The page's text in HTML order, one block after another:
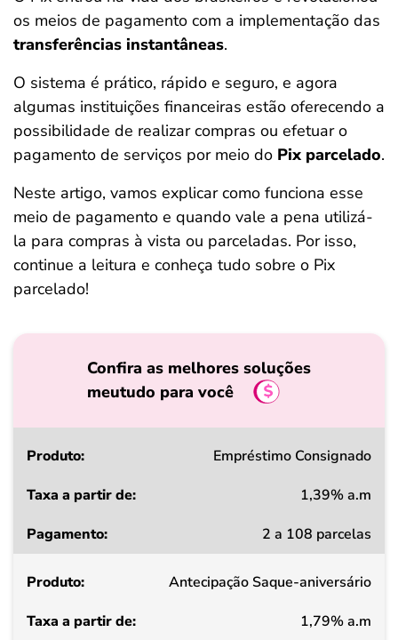
os meios de pagamento com a implementação das
transferências instantâneas.
O sistema é prático, rápido e seguro, e agora
algumas instituições financeiras estão oferecendo a
possibilidade de realizar compras ou efetuar o
pagamento de serviços por meio do Pix parcelado.
Neste artigo, vamos explicar como funciona esse
meio de pagamento e quando vale a pena utilizá-
la para compras à vista ou parceladas. Por isso,
continue a leitura e conheça tudo sobre o Pix
parcelado!
Confira as melhores soluções
meutudo para você
Produto
a
de
Empréstimo Consignado
1,39% a.m
2 a 108 parcelas
Antecipação Saque-aniversário
1,79% a.m